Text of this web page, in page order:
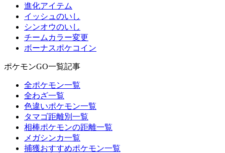
進化アイテム
イッシュのいし
シンオウのいし
チームカラー変更
ボーナスポケコイン
ポケモンGO一覧記事
全ポケモン一覧
全わざ一覧
色違いポケモン一覧
タマゴ距離別一覧
相棒ポケモンの距離一覧
メガシンカ一覧
捕獲おすすめポケモン一覧